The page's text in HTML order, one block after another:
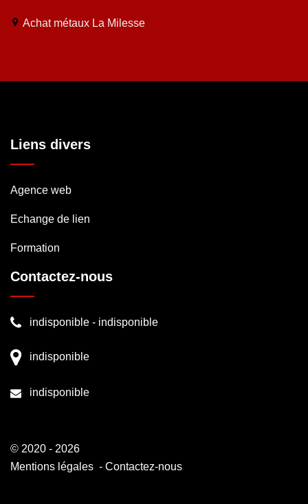
Achat métaux La Milesse
Liens divers
Agence web
Echange de lien
Formation
Contactez-nous
indisponible - indisponible
indisponible
indisponible
© 2020 - 2026
Mentions légales - Contactez-nous